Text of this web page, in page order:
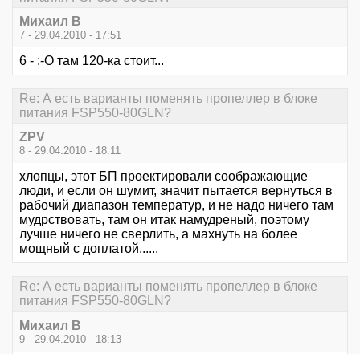
Михаил В
7 - 29.04.2010 - 17:51
6 - :-O там 120-ка стоит...
Re: А есть варианты поменять пропеллер в блоке
питания FSP550-80GLN?
ZPV
8 - 29.04.2010 - 18:11
хлопцы, этот БП проектировали соображающие
люди, и если он шумит, значит пытается вернуться в
рабочий диапазон температур, и не надо ничего там
мудрствовать, там он итак намудреный, поэтому
лучше ничего не сверлить, а махнуть на более
мощный с доплатой......
Re: А есть варианты поменять пропеллер в блоке
питания FSP550-80GLN?
Михаил В
9 - 29.04.2010 - 18:13